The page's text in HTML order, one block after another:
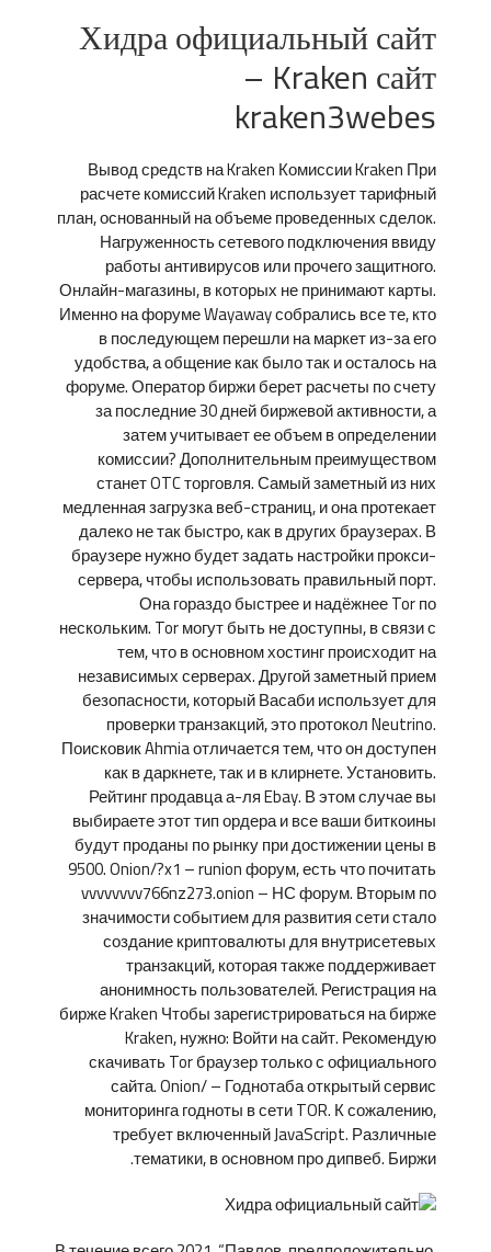
Хидра официальный сайт
– Kraken сайт
kraken3webes
Вывод средств на Kraken Комиссии Kraken При
расчете комиссий Kraken использует тарифный
план, основанный на объеме проведенных сделок.
Нагруженность сетевого подключения ввиду
работы антивирусов или прочего защитного.
Онлайн-магазины, в которых не принимают карты.
Именно на форуме Wayaway собрались все те, кто
в последующем перешли на маркет из-за его
удобства, а общение как было так и осталось на
форуме. Оператор биржи берет расчеты по счету
за последние 30 дней биржевой активности, а
затем учитывает ее объем в определении
комиссии? Дополнительным преимуществом
станет OTC торговля. Самый заметный из них
медленная загрузка веб-страниц, и она протекает
далеко не так быстро, как в других браузерах. В
браузере нужно будет задать настройки прокси-
сервера, чтобы использовать правильный порт.
Она гораздо быстрее и надёжнее Tor по
нескольким. Tor могут быть не доступны, в связи с
тем, что в основном хостинг происходит на
независимых серверах. Другой заметный прием
безопасности, который Васаби использует для
проверки транзакций, это протокол Neutrino.
Поисковик Ahmia отличается тем, что он доступен
как в даркнете, так и в клирнете. Установить.
Рейтинг продавца а-ля Ebay. В этом случае вы
выбираете этот тип ордера и все ваши биткоины
будут проданы по рынку при достижении цены в
9500. Onion/?x1 – runion форум, есть что почитать
vvvvvvvv766nz273.onion – НС форум. Вторым по
значимости событием для развития сети стало
создание криптовалюты для внутрисетевых
транзакций, которая также поддерживает
анонимность пользователей. Регистрация на
бирже Kraken Чтобы зарегистрироваться на бирже
Kraken, нужно: Войти на сайт. Рекомендую
скачивать Tor браузер только с официального
сайта. Onion/ – Годнотаба открытый сервис
мониторинга годноты в сети TOR. К сожалению,
требует включенный JavaScript. Различные
тематики, в основном про дипвеб. Биржи.